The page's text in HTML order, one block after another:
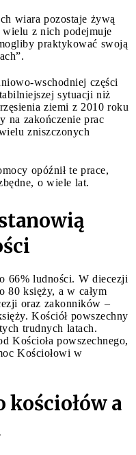
wiara pozostaje żywą
z nich podejmuje
praktykować swoją
wschodniej części
sytuacji niż
ziemi z 2010 roku
na zakończenie prac
zniszczonych
opóźnił te prace,
o wiele lat.
66% ludności. W diecezji
80 księży, a w całym
oraz zakonników –
Kościół powszechny
trudnych latach.
Kościoła powszechnego,
Kościołowi w
a